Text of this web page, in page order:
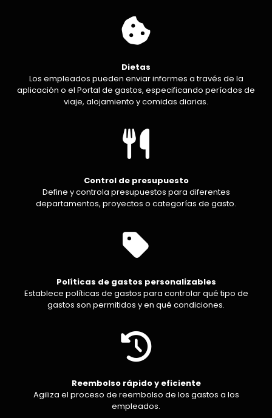
Dietas
Los empleados pueden enviar informes a través de la
aplicación o el Portal de gastos, especificando períodos de
viaje, alojamiento y comidas diarias.
Control de presupuesto
Define y controla presupuestos para diferentes
departamentos, proyectos o categorías de gasto.
Políticas de gastos personalizables
Establece políticas de gastos para controlar qué tipo de
gastos son permitidos y en qué condiciones.
Reembolso rápido y eficiente
Agiliza el proceso de reembolso de los gastos a los
empleados.